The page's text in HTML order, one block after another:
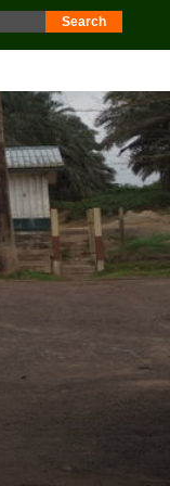
2025 is now available